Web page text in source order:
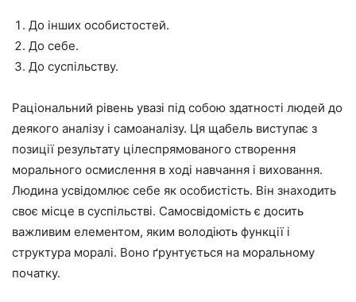
До інших особистостей.
До себе.
До суспільству.
Раціональний рівень увазі під собою здатності людей до
деякого аналізу і самоаналізу. Ця щабель виступає з
позиції результату цілеспрямованого створення
морального осмислення в ході навчання і виховання.
Людина усвідомлює себе як особистість. Він знаходить
своє місце в суспільстві. Самосвідомість є досить
важливим елементом, яким володіють функції і
структура моралі. Воно ґрунтується на моральному
початку.